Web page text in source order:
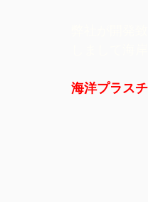
海洋プラス